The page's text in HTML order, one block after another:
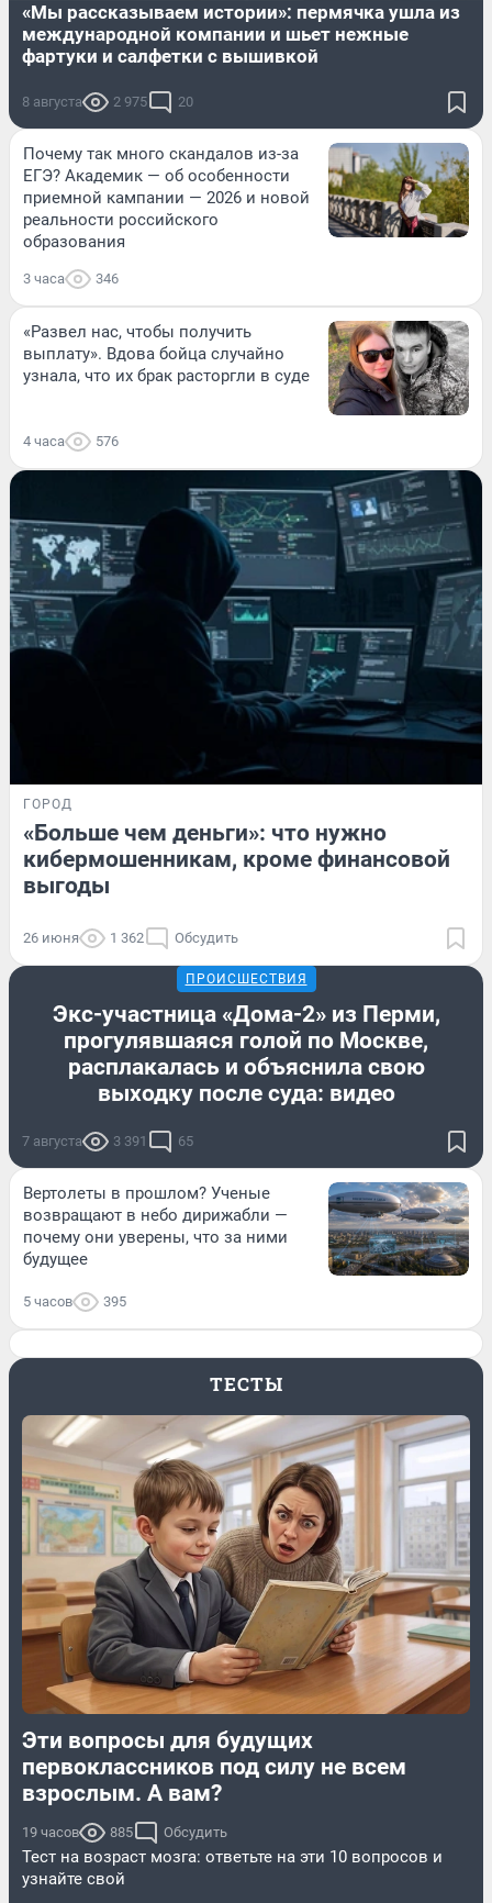
«Мы рассказываем истории»: пермячка ушла из
международной компании и шьет нежные
фартуки и салфетки с вышивкой
8 августа 2 975 20
Почему так много скандалов из-за
ЕГЭ? Академик — об особенности
приемной кампании — 2026 и новой
реальности российского
образования
3 часа 346
«Развел нас, чтобы получить
выплату». Вдова бойца случайно
узнала, что их брак расторгли в суде
4 часа 576
ГОРОД
«Больше чем деньги»: что нужно
кибермошенникам, кроме финансовой
выгоды
26 июня 1 362 Обсудить
ПРОИСШЕСТВИЯ
Экс-участница «Дома-2» из Перми,
прогулявшаяся голой по Москве,
расплакалась и объяснила свою
выходку после суда: видео
7 августа 3 391 65
Вертолеты в прошлом? Ученые
возвращают в небо дирижабли —
почему они уверены, что за ними
будущее
5 часов 395
ТЕСТЫ
Эти вопросы для будущих
первоклассников под силу не всем
взрослым. А вам?
19 часов 885 Обсудить
Тест на возраст мозга: ответьте на эти 10 вопросов и
узнайте свой